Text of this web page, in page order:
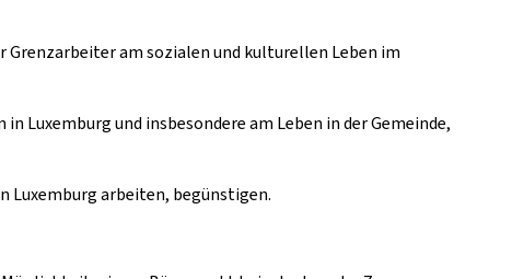
am sozialen und kulturellen Leben im
und insbesondere am Leben in der Gemeinde,
Luxemburg arbeiten, begünstigen.